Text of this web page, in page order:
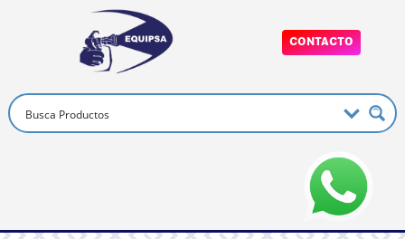
CONTACTO